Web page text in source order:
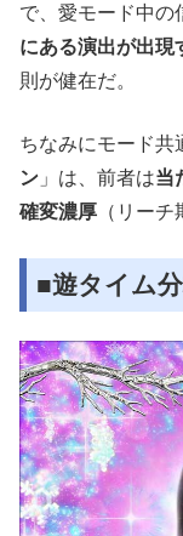
で、愛モード中の
にある演出が出現
則が健在だ。
ちなみにモード共
ン 」は、前者は当
確変濃厚 （リー
■遊タイム